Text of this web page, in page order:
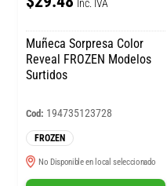
Inc. IVA
Muñeca Sorpresa Color
Reveal FROZEN Modelos
Surtidos
Cod: 194735123728
FROZEN
No Disponible en local seleccionado